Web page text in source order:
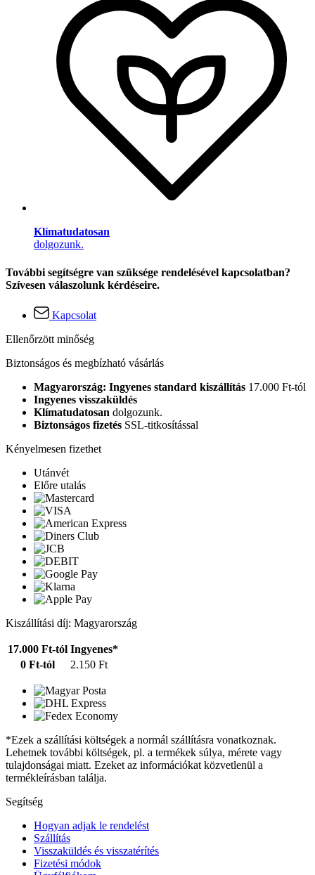
Klímatudatosan
dolgozunk.
További segítségre van szüksége rendelésével kapcsolatban?
Szívesen válaszolunk kérdéseire.
Kapcsolat
Ellenőrzött minőség
Biztonságos és megbízható vásárlás
Magyarország: Ingyenes standard kiszállítás 17.000 Ft-tól
Ingyenes visszaküldés
Klímatudatosan dolgozunk.
Biztonságos fizetés SSL-titkosítással
Kényelmesen fizethet
Utánvét
Előre utalás
Kiszállítási díj: Magyarország
17.000 Ft-tól Ingyenes*
0 Ft-tól
2.150 Ft
*Ezek a szállítási költségek a normál szállításra vonatkoznak.
Lehetnek további költségek, pl. a termékek súlya, mérete vagy
tulajdonságai miatt. Ezeket az információkat közvetlenül a
termékleírásban találja.
Segítség
Hogyan adjak le rendelést
Szállítás
Visszaküldés és visszatérítés
Fizetési módok